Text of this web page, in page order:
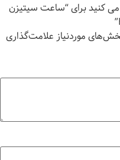
می کنید برای “ساعت سیتیزن
موردنیاز علامت‌گذاری